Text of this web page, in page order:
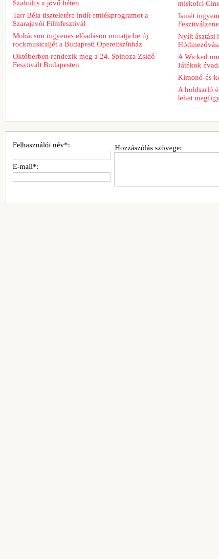
Szabolcs a jövő héten
Tarr Béla tiszteletére indít emlékprogramot a
Szarajevói Filmfesztivál
Mohácson ingyenes előadáson mutatja be új
rockmusicaljét a Budapesti Operettszínház
Októberben rendezik meg a 24. Spinoza Zsidó
Fesztivált Budapesten
miskolci
Ismét
Nyílt ásatási
A Wicked
Játékok
Kimonó-és
A holdsarló
lehet
Hozzászólás szövege:
Felhasználói név*:
E-mail*: